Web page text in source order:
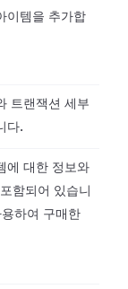
이템을 추가합
트랜잭션 세부
다.
에 대한 정보와
함되어 있습니
하여 구매한